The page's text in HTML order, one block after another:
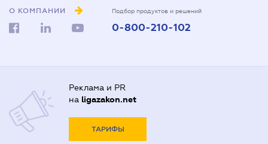
О КОМПАНИИ Подбор продуктов и решений
0-800-210-102
Реклама и PR
на ligazakon.net
ТАРИФЫ